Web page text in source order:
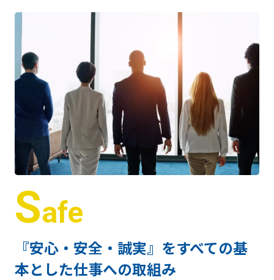
Safe
『安心・安全・誠実』をすべての基
本とした仕事への取組み